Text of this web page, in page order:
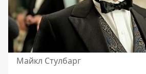
Майкл Стулбарг